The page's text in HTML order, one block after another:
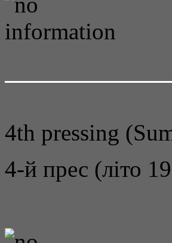
4th pressing
4-й прес (літо